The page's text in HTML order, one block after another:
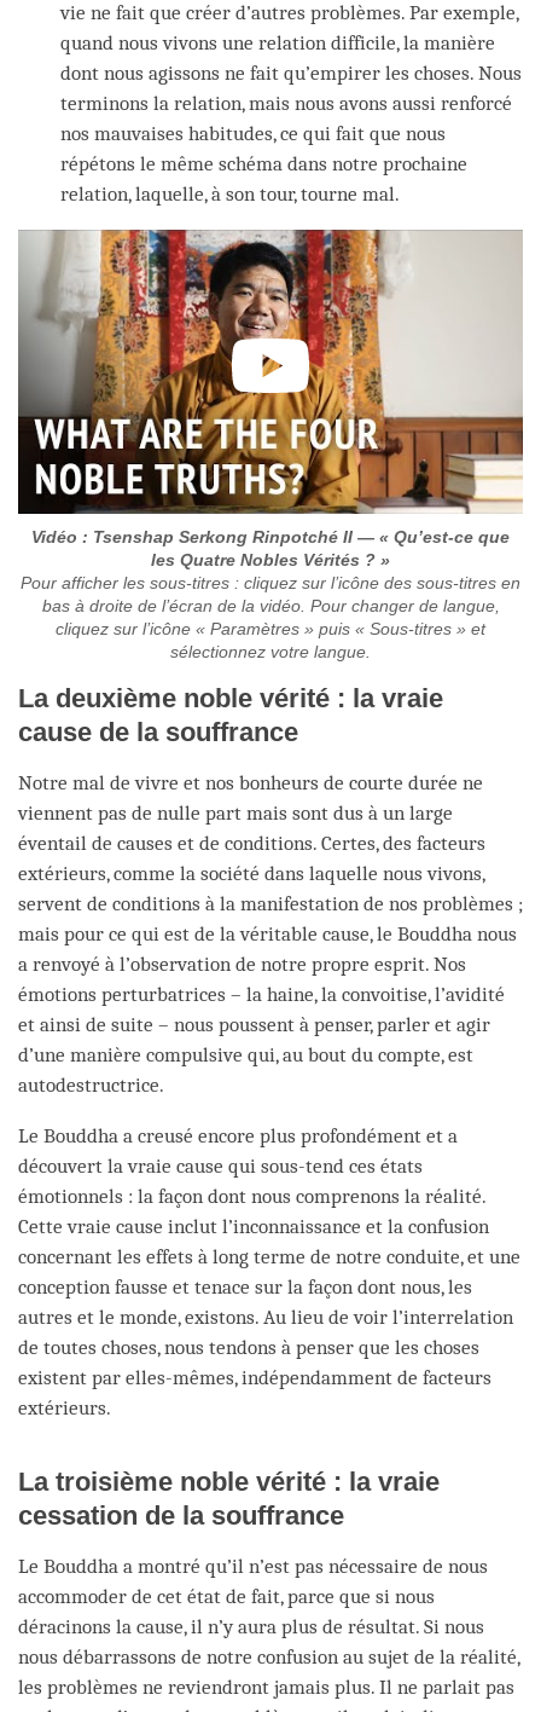
vie ne fait que créer d’autres problèmes. Par exemple,
quand nous vivons une relation difficile, la manière
dont nous agissons ne fait qu’empirer les choses. Nous
terminons la relation, mais nous avons aussi renforcé
nos mauvaises habitudes, ce qui fait que nous
répétons le même schéma dans notre prochaine
relation, laquelle, à son tour, tourne mal.
Vidéo : Tsenshap Serkong Rinpotché II — « Qu’est-ce que
les Quatre Nobles Vérités ? »
Pour afficher les sous-titres : cliquez sur l’icône des sous-titres en
bas à droite de l’écran de la vidéo. Pour changer de langue,
cliquez sur l’icône « Paramètres » puis « Sous-titres » et
sélectionnez votre langue.
La deuxième noble vérité : la vraie
cause de la souffrance
Notre mal de vivre et nos bonheurs de courte durée ne
viennent pas de nulle part mais sont dus à un large
éventail de causes et de conditions. Certes, des facteurs
extérieurs, comme la société dans laquelle nous vivons,
servent de conditions à la manifestation de nos problèmes ;
mais pour ce qui est de la véritable cause, le Bouddha nous
a renvoyé à l’observation de notre propre esprit. Nos
émotions perturbatrices – la haine, la convoitise, l’avidité
et ainsi de suite – nous poussent à penser, parler et agir
d’une manière compulsive qui, au bout du compte, est
autodestructrice.
Le Bouddha a creusé encore plus profondément et a
découvert la vraie cause qui sous-tend ces états
émotionnels : la façon dont nous comprenons la réalité.
Cette vraie cause inclut l’inconnaissance et la confusion
concernant les effets à long terme de notre conduite, et une
conception fausse et tenace sur la façon dont nous, les
autres et le monde, existons. Au lieu de voir l’interrelation
de toutes choses, nous tendons à penser que les choses
existent par elles-mêmes, indépendamment de facteurs
extérieurs.
La troisième noble vérité : la vraie
cessation de la souffrance
Le Bouddha a montré qu’il n’est pas nécessaire de nous
accommoder de cet état de fait, parce que si nous
déracinons la cause, il n’y aura plus de résultat. Si nous
nous débarrassons de notre confusion au sujet de la réalité,
les problèmes ne reviendront jamais plus. Il ne parlait pas